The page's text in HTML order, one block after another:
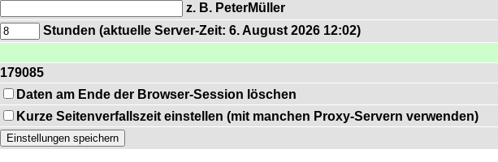
z. B. PeterMüller
Stunden (aktuelle Server-Zeit: 6. August 2026 12:02)
179085
Daten am Ende der Browser-Session löschen
Kurze Seitenverfallszeit einstellen (mit manchen Proxy-Servern verwenden)